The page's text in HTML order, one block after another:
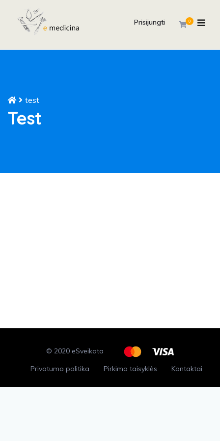
0
Prisijungti
test
Test
© 2020 eSveikata
Privatumo politika
Pirkimo taisyklės Kontaktai